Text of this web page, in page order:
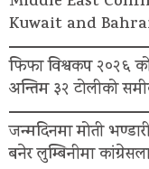
Kuwait and
फिफा विश्वकप २०२६
अन्तिम ३२ टोलीको
जन्मदिनमा मोती
बनेर लुम्बिनीमा